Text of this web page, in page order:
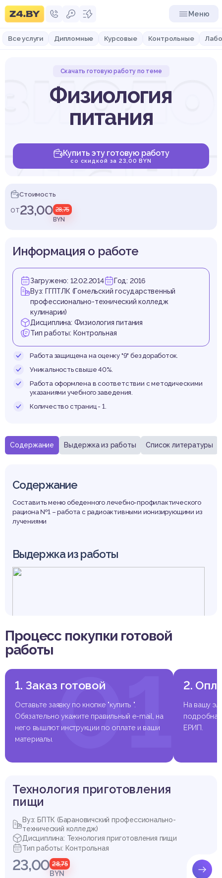
Меню
Все услуги Дипломные Курсовые Контрольные
Скачать готовую работу по теме
Физиология
питания
Купить эту готовую работу
со скидкой за 23,00 BYN
Стоимость
от23,00 28,75
BYN
Содержание Выдержка из работы Список литературы
Содержание
Составить меню обеденного лечебно-профилактического
рациона №1 – работа с радиоактивными ионизирующими из
лучениями
Выдержка из работы
Информация о работе
Загружено: 12.02.2014
Год: 2016
Вуз: ГГПТЛК (Гомельский государственный
профессионально-технический колледж
кулинарии)
Дисциплина: Физиология питания
Тип работы: Контрольная
Работа защищена на оценку "9" без доработок.
Уникальность свыше 40%.
Работа оформлена в соответствии с методическими
указаниями учебного заведения.
Количество страниц - 1.
Процесс покупки готовой
работы
01
1. Заказ готовой
Оставьте заявку по кнопке "купить ".
Обязательно укажите правильный e-mail, на
него вышлют инструкции по оплате и ваши
материалы.
2.
На вашу
подробная
ЕРИП.
Технология приготовления
пищи
Вуз: БПТК (Барановичский профессионально-
технический колледж)
Дисциплина: Технология приготовления пищи
Тип работы: Контрольная
23,00 28,75
BYN